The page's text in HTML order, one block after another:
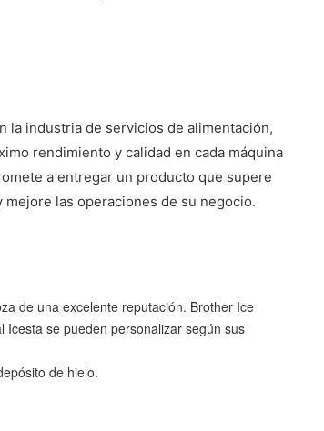
la industria de servicios de alimentación,
rendimiento y calidad en cada máquina
a entregar un producto que supere
las operaciones de su negocio.
de una excelente reputación. Brother Ice
se pueden personalizar según sus
de hielo.